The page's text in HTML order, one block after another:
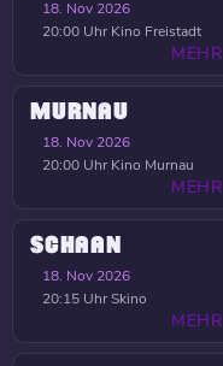
18. Nov 2026
20:00 Uhr Kino Freistadt
MEHR
MURNAU
18. Nov 2026
20:00 Uhr Kino Murnau
MEHR
SCHAAN
18. Nov 2026
20:15 UhrSkino
MEHR